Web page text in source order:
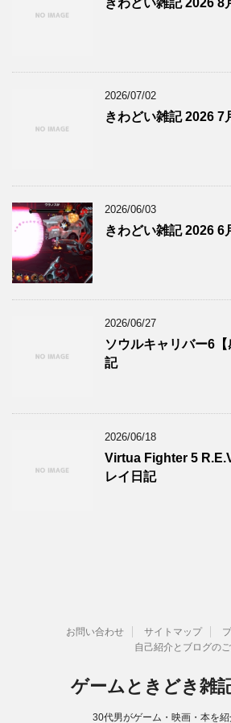
2026/07/02
きわどい雑記 2026 7
2026/06/03
きわどい雑記 2026 6
2026/06/27
ソウルキャリバー6
記
2026/06/18
Virtua Fighter 5
レイ日記
お問い合わせ サイトマップ
自己紹介とブログの
ゲームときどき雑
30代男がゲーム・映画・本を